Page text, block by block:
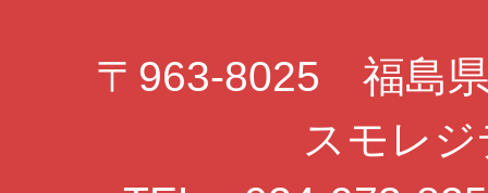
〒963-8025 福島
スモレ